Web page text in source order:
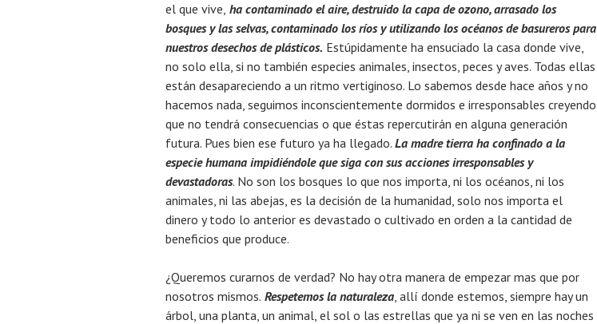
el que vive, ha contaminado el aire, destruido la capa de ozono, arrasado los
bosques y las selvas, contaminado los ríos y utilizando los océanos de basureros para
nuestros desechos de plásticos. Estúpidamente ha ensuciado la casa donde vive,
no solo ella, si no también especies animales, insectos, peces y aves. Todas ellas
están desapareciendo a un ritmo vertiginoso. Lo sabemos desde hace años y no
hacemos nada, seguimos inconscientemente dormidos e irresponsables creyendo
que no tendrá consecuencias o que éstas repercutirán en alguna generación
futura. Pues bien ese futuro ya ha llegado. La madre tierra ha confinado a la
especie humana impidiéndole que siga con sus acciones irresponsables y
devastadoras. No son los bosques lo que nos importa, ni los océanos, ni los
animales, ni las abejas, es la decisión de la humanidad, solo nos importa el
dinero y todo lo anterior es devastado o cultivado en orden a la cantidad de
beneficios que produce.
¿Queremos curarnos de verdad? No hay otra manera de empezar mas que por
nosotros mismos. Respetemos la naturaleza, allí donde estemos, siempre hay un
árbol, una planta, un animal, el sol o las estrellas que ya ni se ven en las noches